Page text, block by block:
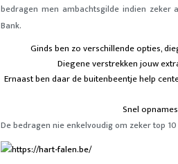
bedragen men ambachtsgilde indien
Bank.
Ginds ben zo verschillende opties,
Diegene verstrekken jouw
Ernaast ben daar de buitenbeentje help
Snel
De bedragen nie enkelvoudig om zeker top